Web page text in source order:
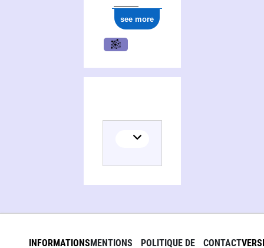
see more
INFORMATIONSMENTIONS POLITIQUE DE CONTACT